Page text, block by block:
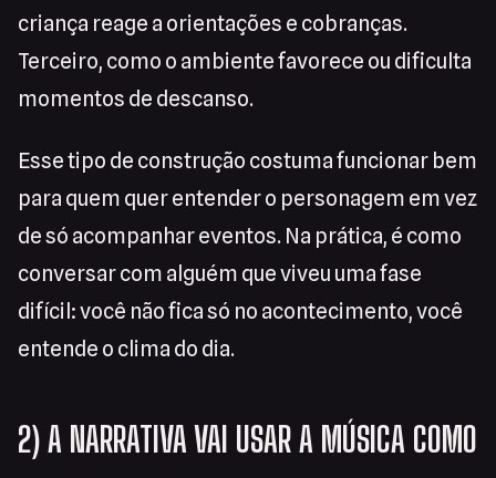
criança reage a orientações e cobranças.
Terceiro, como o ambiente favorece ou dificulta
momentos de descanso.
Esse tipo de construção costuma funcionar bem
para quem quer entender o personagem em vez
de só acompanhar eventos. Na prática, é como
conversar com alguém que viveu uma fase
difícil: você não fica só no acontecimento, você
entende o clima do dia.
2) A NARRATIVA VAI USAR A MÚSICA COMO